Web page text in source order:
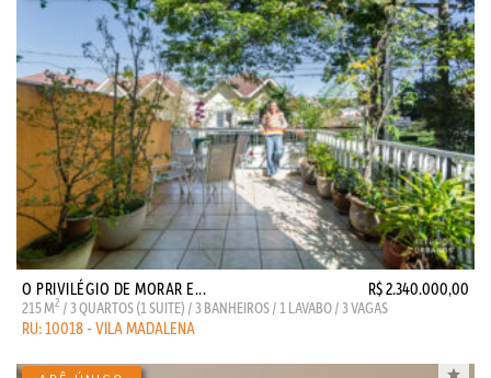
O PRIVILÉGIO DE MORAR E... R$ 2.340.000,00
215 M2 / 3 QUARTOS (1 SUITE) / 3 BANHEIROS / 1 LAVABO / 3 VAGAS
RU: 10018 - VILA MADALENA